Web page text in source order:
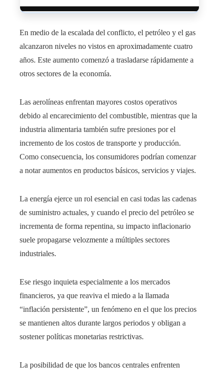
En medio de la escalada del conflicto, el petróleo y el gas
alcanzaron niveles no vistos en aproximadamente cuatro
años. Este aumento comenzó a trasladarse rápidamente a
otros sectores de la economía.
Las aerolíneas enfrentan mayores costos operativos
debido al encarecimiento del combustible, mientras que la
industria alimentaria también sufre presiones por el
incremento de los costos de transporte y producción.
Como consecuencia, los consumidores podrían comenzar
a notar aumentos en productos básicos, servicios y viajes.
La energía ejerce un rol esencial en casi todas las cadenas
de suministro actuales, y cuando el precio del petróleo se
incrementa de forma repentina, su impacto inflacionario
suele propagarse velozmente a múltiples sectores
industriales.
Ese riesgo inquieta especialmente a los mercados
financieros, ya que reaviva el miedo a la llamada
“inflación persistente”, un fenómeno en el que los precios
se mantienen altos durante largos periodos y obligan a
sostener políticas monetarias restrictivas.
La posibilidad de que los bancos centrales enfrenten